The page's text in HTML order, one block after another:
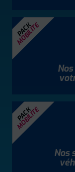
PACK
MOBILITÉ
PACK
MOBILITÉ
Nos